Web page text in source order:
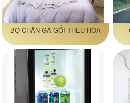
BỘ CHĂN GA GỐI THÊU HOA